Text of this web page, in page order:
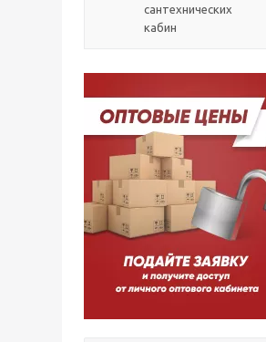
сантехнических
кабин